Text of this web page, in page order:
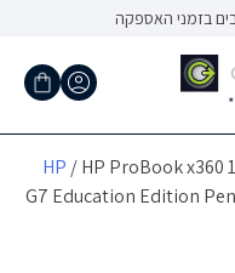
בזמני האספקה
HP / HP ProBook x360
G7 Education Edition